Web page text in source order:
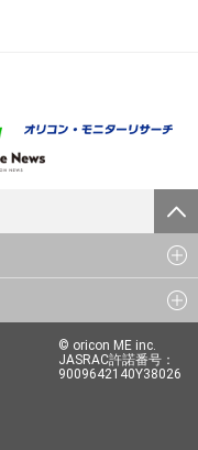
© oricon ME inc.
JASRAC許諾番号：
9009642140Y38026